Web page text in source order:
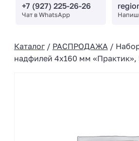
+7 (927) 225-26-26
Чат в WhatsApp
Каталог/ РАСПРОДАЖА /
надфилей 4х160 мм «Практик»,